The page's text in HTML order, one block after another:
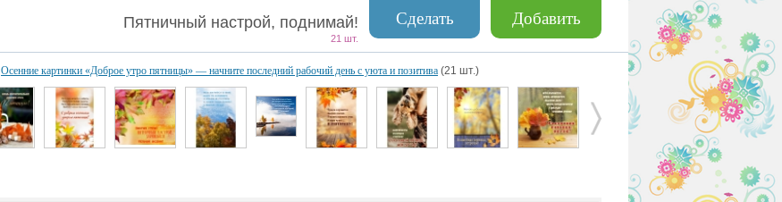
Добавить
Сделать
Пятничный настрой, поднимай!
21 шт.
Осенние картинки «Доброе утро пятницы» — начните последний рабочий день с уюта и позитива (21 шт.)